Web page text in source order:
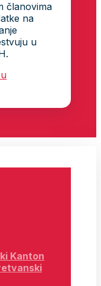
članovima
na
u
Kanton